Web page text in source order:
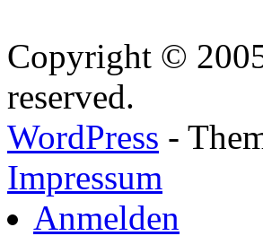
Copyright ©
reserved.
WordPress -
Impressum
Anmelden